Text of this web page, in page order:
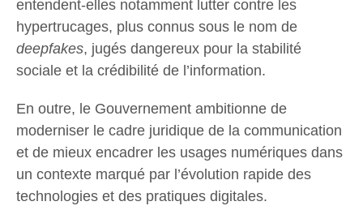
entendent-elles notamment lutter contre les
hypertrucages, plus connus sous le nom de
deepfakes, jugés dangereux pour la stabilité
sociale et la crédibilité de l’information.
En outre, le Gouvernement ambitionne de
moderniser le cadre juridique de la communication
et de mieux encadrer les usages numériques dans
un contexte marqué par l’évolution rapide des
technologies et des pratiques digitales.